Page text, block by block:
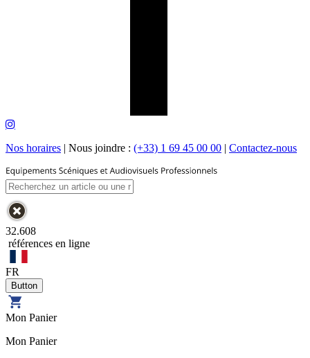
Nos horaires | Nous joindre : (+33) 1 69 45 00 00 | Contactez-nous
32.608
références en ligne
FR
Mon Panier
Mon Panier